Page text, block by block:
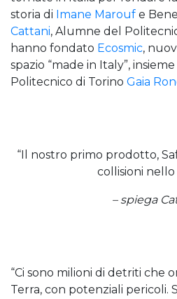
storia di Imane Marouf e
Cattani, Alumne del
hanno fondato Ecosmic,
spazio “made in Italy”,
Politecnico di Torino Gaia
“Il nostro primo prodotto,
collisioni nello
– spiega
“Ci sono milioni di detriti che
Terra, con potenziali pericoli.